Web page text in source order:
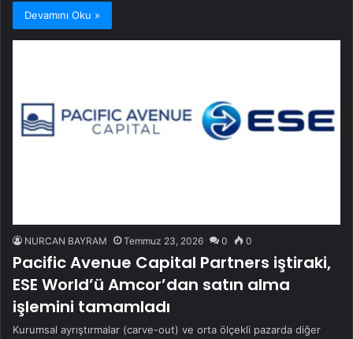
Devamını Oku »
NURCAN BAYRAM Temmuz 23, 2026 0 0
Pacific Avenue Capital Partners iştiraki,
ESE World’ü Amcor’dan satın alma
işlemini tamamladı
Kurumsal ayrıştırmalar (carve-out) ve orta ölçekli pazarda diğer